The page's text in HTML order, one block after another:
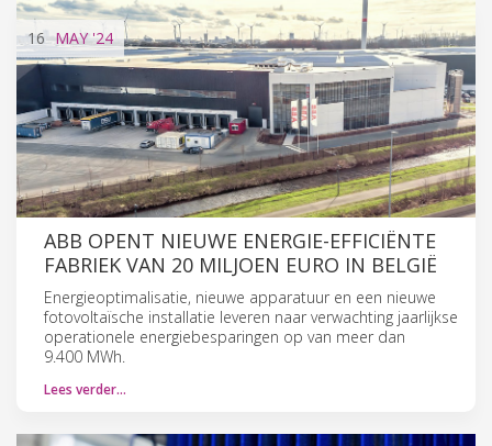
16 MAY'24
ABB OPENT NIEUWE ENERGIE-EFFICIËNTE
FABRIEK VAN 20 MILJOEN EURO IN BELGIË
Energieoptimalisatie, nieuwe apparatuur en een nieuwe
fotovoltaïsche installatie leveren naar verwachting jaarlijkse
operationele energiebesparingen op van meer dan
9.400 MWh.
Lees verder…